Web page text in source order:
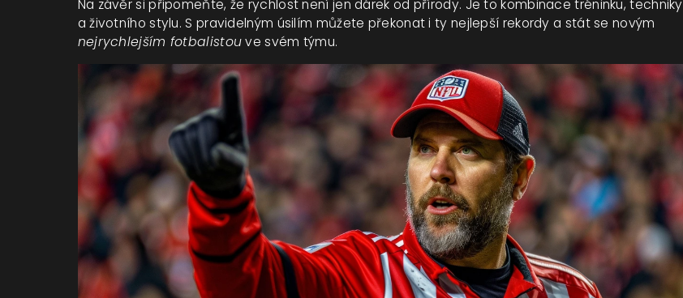
Na závěr si připomeňte, že rychlost není jen dárek od přírody. Je to kombinace tréninku, techniky
a životního stylu. S pravidelným úsilím můžete překonat i ty nejlepší rekordy a stát se novým
nejrychlejším fotbalistouve svém týmu.